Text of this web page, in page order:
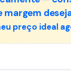
margem
preço ideal